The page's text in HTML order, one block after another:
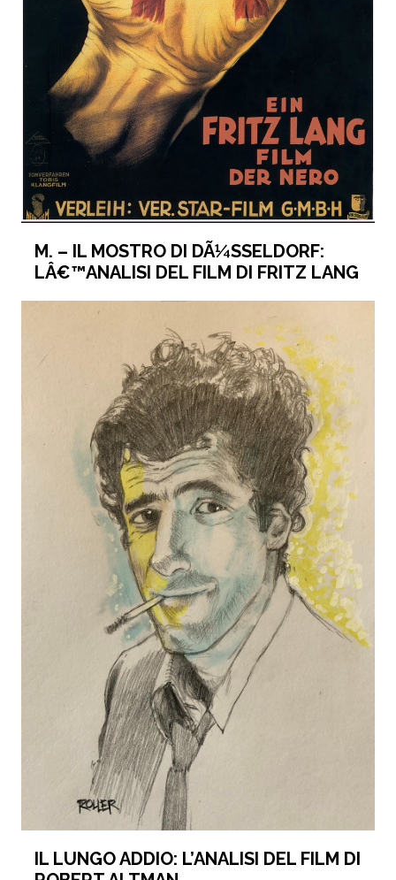
M. – IL MOSTRO DI DÃ¼SSELDORF:
LÂ€™ANALISI DEL FILM DI FRITZ LANG
IL LUNGO ADDIO: L’ANALISI DEL FILM DI